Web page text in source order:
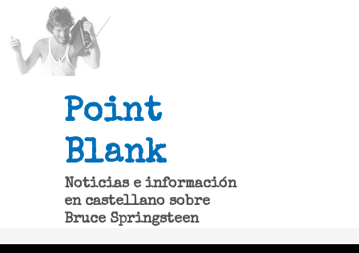
contenido
Point
Blank
Noticias e información
en castellano sobre
Bruce Springsteen